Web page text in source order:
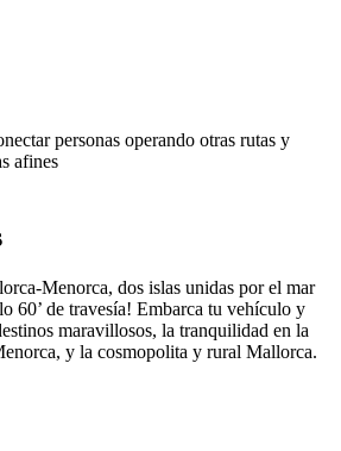
personas operando otras rutas y
afines
Menorca, dos islas unidas por el mar
60’ de travesía! Embarca tu vehículo y
maravillosos, la tranquilidad en la
y la cosmopolita y rural Mallorca.